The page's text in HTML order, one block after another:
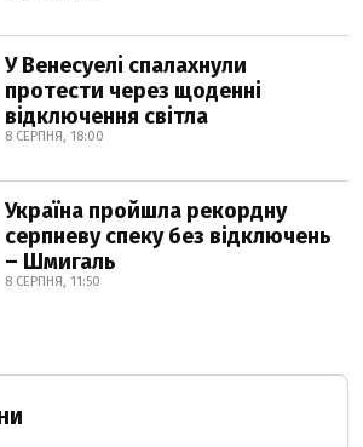
У Венесуелі спалахнули
протести через щоденні
відключення світла
8 СЕРПНЯ, 18:00
Україна пройшла рекордну
серпневу спеку без відключень
– Шмигаль
8 СЕРПНЯ, 11:50